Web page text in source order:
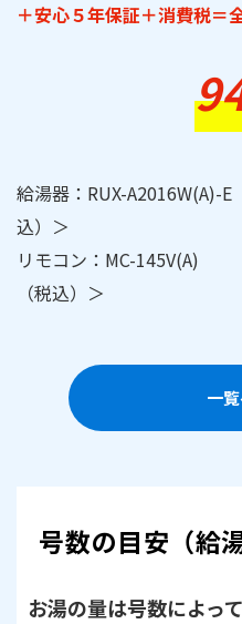
＋安心５年保証＋消費税＝
給湯器：RUX-
込）＞
リモコン：MC-
（税込）＞
一
号数の目安（給
お湯の量は号数によっ